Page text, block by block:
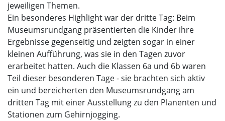
jeweiligen Themen.
Ein besonderes Highlight war der dritte Tag: Beim
Museumsrundgang präsentierten die Kinder ihre
Ergebnisse gegenseitig und zeigten sogar in einer
kleinen Aufführung, was sie in den Tagen zuvor
erarbeitet hatten. Auch die Klassen 6a und 6b waren
Teil dieser besonderen Tage - sie brachten sich aktiv
ein und bereicherten den Museumsrundgang am
dritten Tag mit einer Ausstellung zu den Planenten und
Stationen zum Gehirnjogging.